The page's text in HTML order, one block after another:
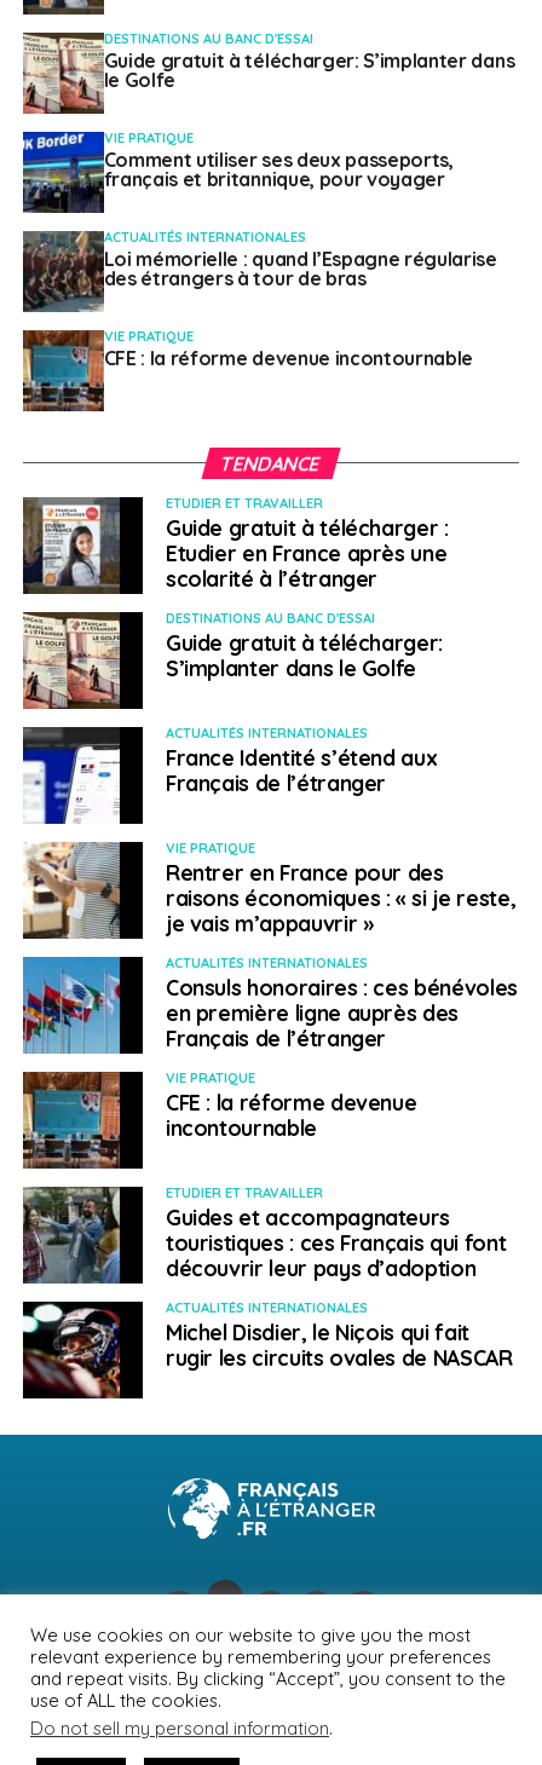
DESTINATIONS AU BANC D'ESSAI
Guide gratuit à télécharger: S’implanter dans
le Golfe
VIE PRATIQUE
Comment utiliser ses deux passeports,
français et britannique, pour voyager
ACTUALITÉS INTERNATIONALES
Loi mémorielle : quand l’Espagne régularise
des étrangers à tour de bras
VIE PRATIQUE
CFE : la réforme devenue incontournable
TENDANCE
ETUDIER ET TRAVAILLER
Guide gratuit à télécharger :
Etudier en France après une
scolarité à l’étranger
DESTINATIONS AU BANC D'ESSAI
Guide gratuit à télécharger:
S’implanter dans le Golfe
ACTUALITÉS INTERNATIONALES
France Identité s’étend aux
Français de l’étranger
VIE PRATIQUE
Rentrer en France pour des
raisons économiques : « si je reste,
je vais m’appauvrir »
ACTUALITÉS INTERNATIONALES
Consuls honoraires : ces bénévoles
en première ligne auprès des
Français de l’étranger
VIE PRATIQUE
CFE : la réforme devenue
incontournable
ETUDIER ET TRAVAILLER
Guides et accompagnateurs
touristiques : ces Français qui font
découvrir leur pays d’adoption
ACTUALITÉS INTERNATIONALES
Michel Disdier, le Niçois qui fait
rugir les circuits ovales de NASCAR
NEWSLETTER PUBLICITÉ CONTACTS
MENTIONS LÉGALES
POLITIQUE DE CONFIDENTIALITÉ
We use cookies on our website to give you the most
relevant experience by remembering your preferences
and repeat visits. By clicking “Accept”, you consent to the
use of ALL the cookies.
Do not sell my personal information.